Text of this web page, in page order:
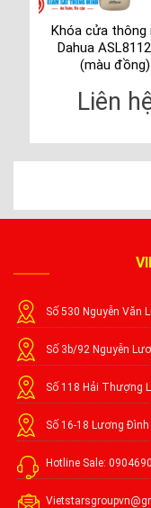
Khóa cửa thông
Dahua
(màu đồng)
Liên
Số 530 Nguyễn Văn
Số 3b/92 Nguyễn
Số 118 Hải Thượng
Số 16-18 Lương Đình
Hotline Sale: